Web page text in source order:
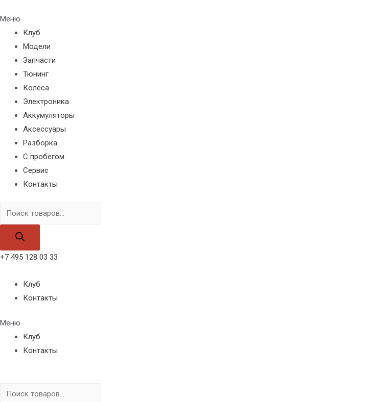
Меню
Клуб
Модели
Запчасти
Тюнинг
Колеса
Электроника
Аккумуляторы
Аксессуары
Разборка
С пробегом
Сервис
Контакты
Поиск
товаров
+7 495 128 03 33
Клуб
Контакты
Меню
Клуб
Контакты
Поиск